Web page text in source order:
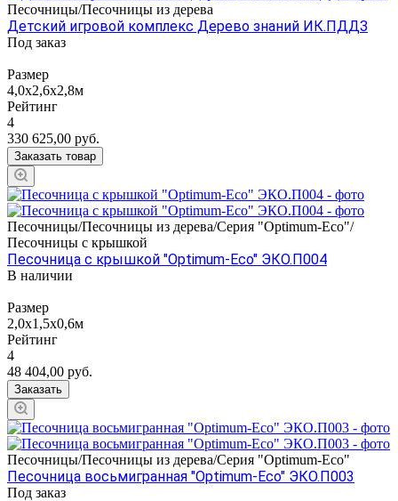
Песочницы/Песочницы из дерева
Детский игровой комплекс Дерево знаний ИК.ПДДЗ
Под заказ
Размер
4,0х2,6х2,8м
Рейтинг
4
330 625,00 руб.
Заказать товар
Песочницы/Песочницы из дерева/Серия "Оptimum-Еco"/
Песочницы с крышкой
Песочница с крышкой "Optimum-Eco" ЭКО.П004
В наличии
Размер
2,0х1,5х0,6м
Рейтинг
4
48 404,00 руб.
Заказать
Песочницы/Песочницы из дерева/Серия "Оptimum-Еco"
Песочница восьмигранная "Оptimum-Еco" ЭКО.П003
Под заказ